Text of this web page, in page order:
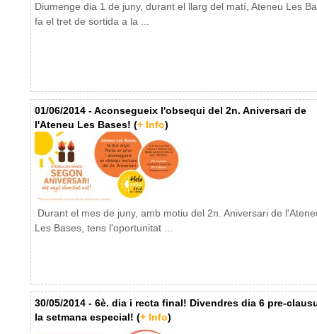
Diumenge dia 1 de juny, durant el llarg del matí, Ateneu Les
fa el tret de sortida a la ...
01/06/2014 - Aconsegueix l'obsequi del 2n. Aniversari de
l'Ateneu Les Bases! (+ Info)
Durant el mes de juny, amb motiu del 2n. Aniversari de
Les Bases, tens l'oportunitat ...
30/05/2014 - 6è. dia i recta final! Divendres dia 6 pre-
la setmana especial! (+ Info)